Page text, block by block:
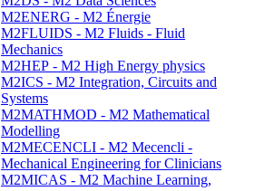
M2ENERG - M2 Énergie
M2FLUIDS - M2 Fluids - Fluid
Mechanics
M2HEP - M2 High Energy physics
M2ICS - M2 Integration, Circuits and
Systems
M2MATHMOD - M2 Mathematical
Modelling
M2MECENCLI - M2 Mecencli -
Mechanical Engineering for Clinicians
M2MICAS - M2 Machine Learning,